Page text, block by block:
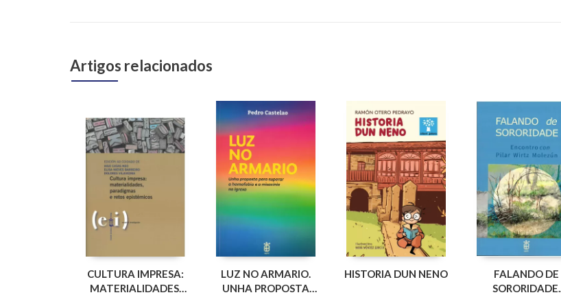
Artigos relacionados
CULTURA IMPRESA:
MATERIALIDADES,
LUZ NO ARMARIO.
UNHA PROPOSTA
HISTORIA DUN NENO
FALANDO DE
SORORIDADE.